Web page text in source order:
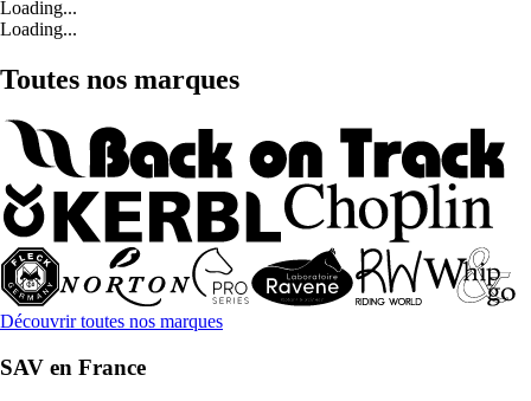
Loading...
Loading...
Toutes nos marques
Découvrir toutes nos marques
SAV en France